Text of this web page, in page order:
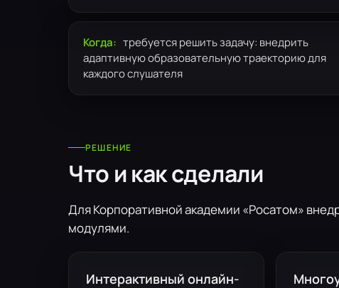
Когда: требуется решить задачу: внедрить
адаптивную образовательную траекторию для
каждого слушателя
РЕШЕНИЕ
Что и как сделали
Для Корпоративной академии «Росатом»
модулями.
Интерактивный онлайн-